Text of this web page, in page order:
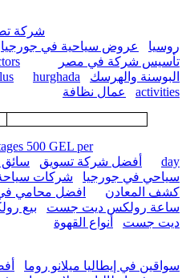
شركة
روسيا
عروض سياحية في جورجيا
تأسيس شركة في مصر
البوسنة والهرسك
hurghada
activities
عمال نظافة
500 GEL per
day
أفضل شركة تسويق سائق
سياحي في جورجيا
شركات
كشف المعادن
افضل محامي
ساعة رولكس ديت جست
بيع
ديت جست
أنواع القهوة
سواقين في إيطاليا ميلانو روما